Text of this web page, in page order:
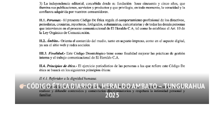
CÓDIGO ÉTICA DIARIO EL HERALDO AMBATO – TUNGURAHUA
2025